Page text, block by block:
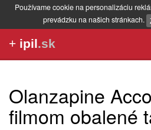
Používame cookie na personalizáciu
prevádzku na našich stránkach.
+ ipil.sk
Olanzapine
filmom obalené